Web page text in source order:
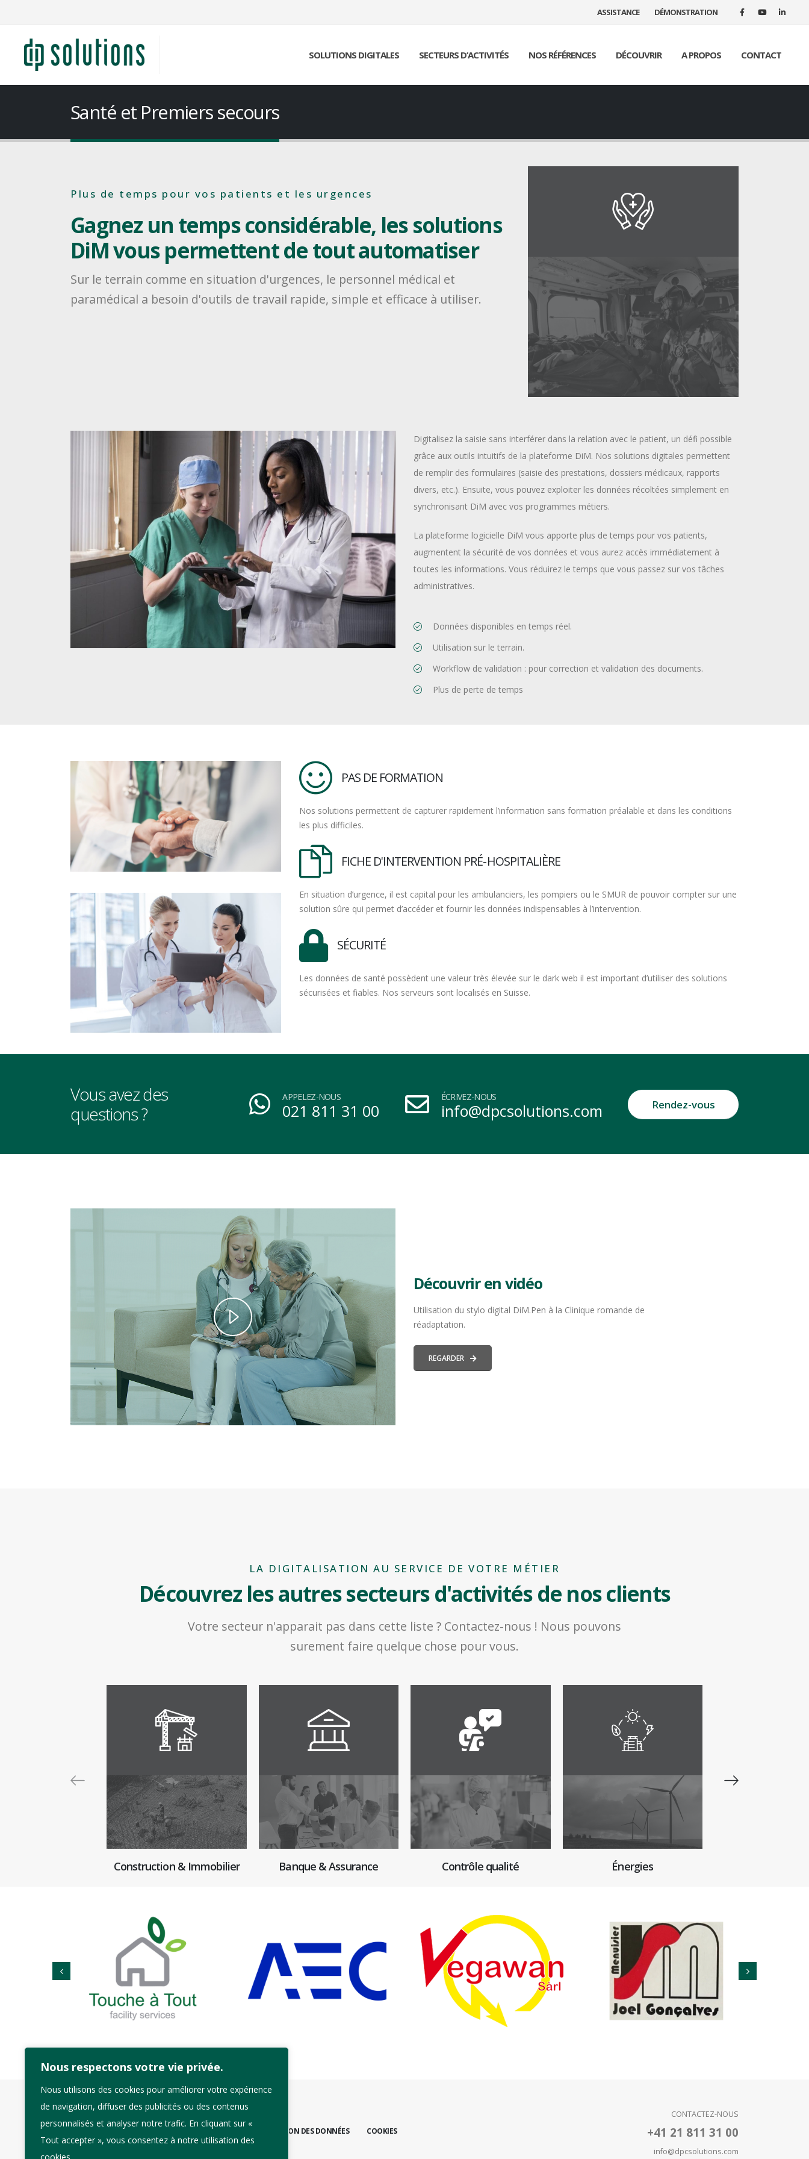
Nous respectons votre vie privée.
Nous utilisons des cookies pour améliorer votre expérience
de navigation, diffuser des publicités ou des contenus
personnalisés et analyser notre trafic. En cliquant sur «
Tout accepter », vous consentez à notre utilisation des
ASSISTANCE DÉMONSTRATION
SOLUTIONS DIGITALES SECTEURS D’ACTIVITÉS NOS RÉFÉRENCES DÉCOUVRIR A PROPOS CONTACT
Santé et Premiers secours
Plus de temps pour vos patients et les urgences
Gagnez un temps considérable, les solutions
DiM vous permettent de tout automatiser
Sur le terrain comme en situation d'urgences, le personnel médical et
paramédical a besoin d'outils de travail rapide, simple et efficace à utiliser.
Digitalisez la saisie sans interférer dans la relation avec le patient, un défi possible
grâce aux outils intuitifs de la plateforme DiM. Nos solutions digitales permettent
de remplir des formulaires (saisie des prestations, dossiers médicaux, rapports
divers, etc.). Ensuite, vous pouvez exploiter les données récoltées simplement en
synchronisant DiM avec vos programmes métiers.
La plateforme logicielle DiM vous apporte plus de temps pour vos patients,
augmentent la sécurité de vos données et vous aurez accès immédiatement à
toutes les informations. Vous réduirez le temps que vous passez sur vos tâches
administratives.
Données disponibles en temps réel.
Utilisation sur le terrain.
Workflow de validation : pour correction et validation des documents.
Plus de perte de temps
PAS DE FORMATION
Nos solutions permettent de capturer rapidement l’information sans formation préalable et dans les conditions
les plus difficiles.
FICHE D'INTERVENTION PRÉ-HOSPITALIÈRE
En situation d’urgence, il est capital pour les ambulanciers, les pompiers ou le SMUR de pouvoir compter sur une
solution sûre qui permet d’accéder et fournir les données indispensables à l’intervention.
SÉCURITÉ
Les données de santé possèdent une valeur très élevée sur le dark web il est important d’utiliser des solutions
sécurisées et fiables. Nos serveurs sont localisés en Suisse.
Vous avez des
questions ?
APPELEZ-NOUS
021 811 31 00
ÉCRIVEZ-NOUS
info@dpcsolutions.com Rendez-vous
Découvrir en vidéo
Utilisation du stylo digital DiM.Pen à la Clinique romande de
réadaptation.
REGARDER
LA DIGITALISATION AU SERVICE DE VOTRE MÉTIER
Découvrez les autres secteurs d'activités de nos clients
Votre secteur n'apparait pas dans cette liste ? Contactez-nous ! Nous pouvons
surement faire quelque chose pour vous.
Construction & Immobilier Banque & Assurance Contrôle qualité Énergies
CONTACT MENTIONS LÉGALES PROTECTION DES DONNÉES COOKIES
CONTACTEZ-NOUS
+41 21 811 31 00
info@dpcsolutions.com